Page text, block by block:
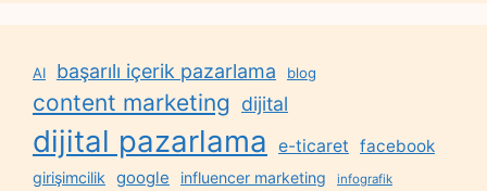
AI başarılı içerik pazarlama blog
content marketing dijital
dijital pazarlama e-ticaret facebook
girişimcilik google influencer marketing infografik